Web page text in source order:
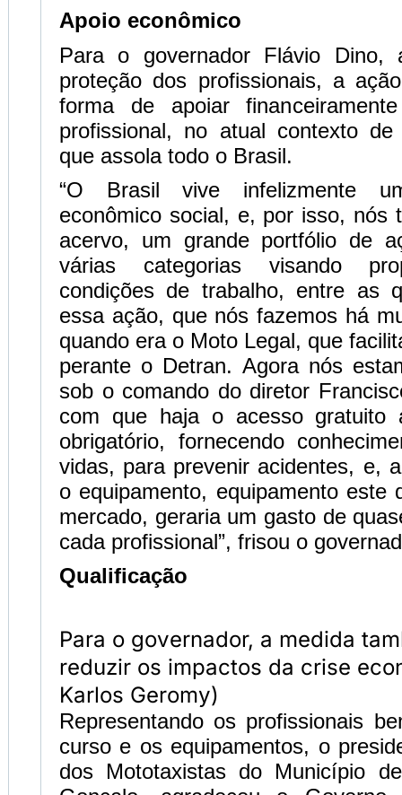
Apoio econômico
Para o governador Flávio
proteção dos profissionais, a
forma de apoiar
profissional, no atual contexto de
que assola todo o Brasil.
“O Brasil vive infelizmente
econômico social, e, por isso, nós
acervo, um grande portfólio de
várias categorias visando
condições de trabalho, entre as
essa ação, que nós fazemos há
quando era o Moto Legal, que
perante o Detran. Agora nós
sob o comando do diretor
com que haja o acesso gratuito
obrigatório, fornecendo
vidas, para prevenir acidentes, e,
o equipamento, equipamento este
mercado, geraria um gasto de
cada profissional”, frisou o
Qualificação
Para o governador, a medida
reduzir os impactos da crise
Karlos Geromy)
Representando os profissionais
curso e os equipamentos, o
dos Mototaxistas do Município